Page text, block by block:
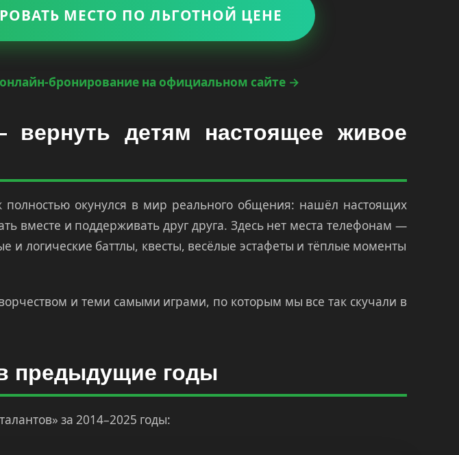
МЕСТО ПО ЛЬГОТНОЙ ЦЕНЕ
бронирование на официальном сайте →
вернуть детям настоящее живое
окунулся в мир реального общения: нашёл настоящих
вместе и поддерживать друг друга. Здесь нет места телефонам —
и логические баттлы, квесты, весёлые эстафеты и тёплые моменты
и теми самыми играми, по которым мы все так скучали в
предыдущие годы
за 2014–2025 годы: